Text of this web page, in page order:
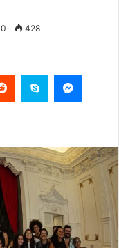
0 428